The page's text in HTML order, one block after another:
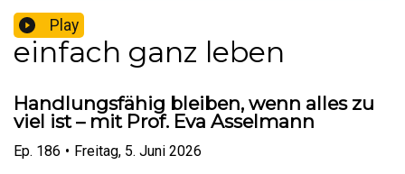
Play
einfach ganz leben
Handlungsfähig bleiben, wenn alles zu
viel ist – mit Prof. Eva Asselmann
Ep. 186 • Freitag, 5. Juni 2026